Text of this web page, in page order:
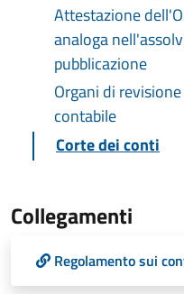
Attestazione
analoga
pubblicazione
Organi di
contabile
Corte dei conti
Collegamenti
Regolamento sui